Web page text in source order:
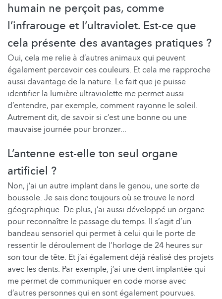
humain ne perçoit pas, comme
l’infrarouge et l’ultraviolet. Est-ce que
cela présente des avantages pratiques ?
Oui, cela me relie à d’autres animaux qui peuvent
également percevoir ces couleurs. Et cela me rapproche
aussi davantage de la nature. Le fait que je puisse
identifier la lumière ultraviolette me permet aussi
d’entendre, par exemple, comment rayonne le soleil.
Autrement dit, de savoir si c’est une bonne ou une
mauvaise journée pour bronzer...
L’antenne est-elle ton seul organe
artificiel ?
Non, j’ai un autre implant dans le genou, une sorte de
boussole. Je sais donc toujours où se trouve le nord
géographique. De plus, j’ai aussi développé un organe
pour reconnaître le passage du temps. Il s’agit d’un
bandeau sensoriel qui permet à celui qui le porte de
ressentir le déroulement de l’horloge de 24 heures sur
son tour de tête. Et j’ai également déjà réalisé des projets
avec les dents. Par exemple, j’ai une dent implantée qui
me permet de communiquer en code morse avec
d’autres personnes qui en sont également pourvues.